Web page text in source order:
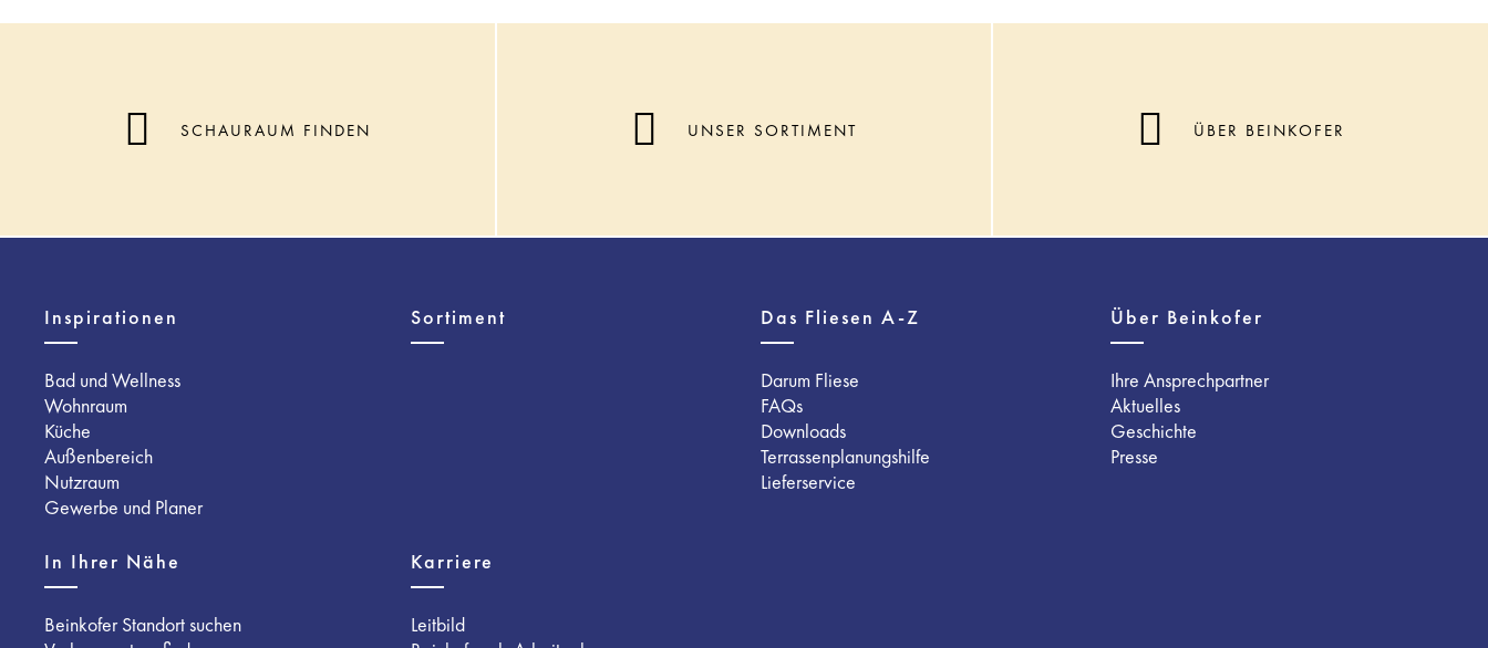
SCHAURAUM FINDEN UNSER SORTIMENT ÜBER BEINKOFER
Inspirationen
Bad und Wellness
Wohnraum
Küche
Außenbereich
Nutzraum
Gewerbe und Planer
Sortiment Das Fliesen A-Z
Darum Fliese
FAQs
Downloads
Terrassenplanungshilfe
Lieferservice
Über Beinkofer
Ihre Ansprechpartner
Aktuelles
Geschichte
Presse
In Ihrer Nähe
Beinkofer Standort suchen
Karriere
Leitbild